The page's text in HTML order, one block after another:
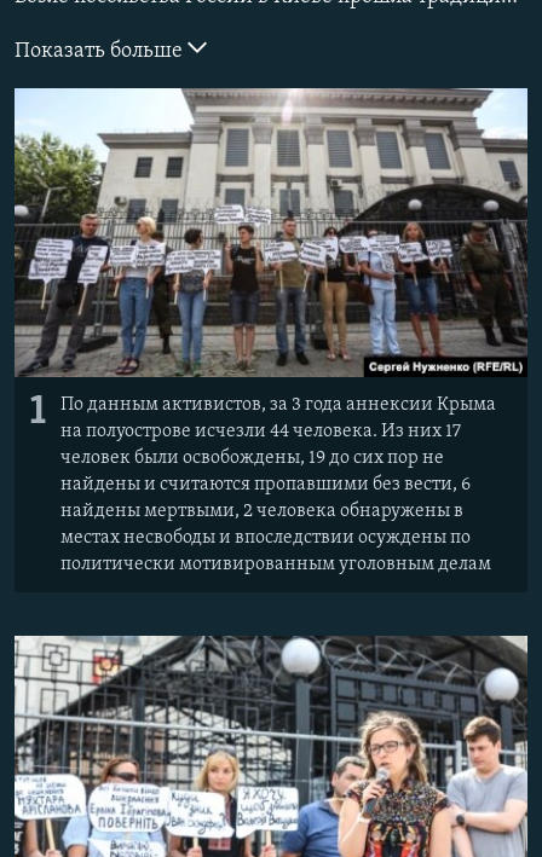
УКРАИНСКАЯ ПРОБЛЕМА КРЫМА
Все сайты RFE/RL
Показать больше
1
По данным активистов, за 3 года аннексии Крыма
на полуострове исчезли 44 человека. Из них 17
человек были освобождены, 19 до сих пор не
найдены и считаются пропавшими без вести, 6
найдены мертвыми, 2 человека обнаружены в
местах несвободы и впоследствии осуждены по
политически мотивированным уголовным делам